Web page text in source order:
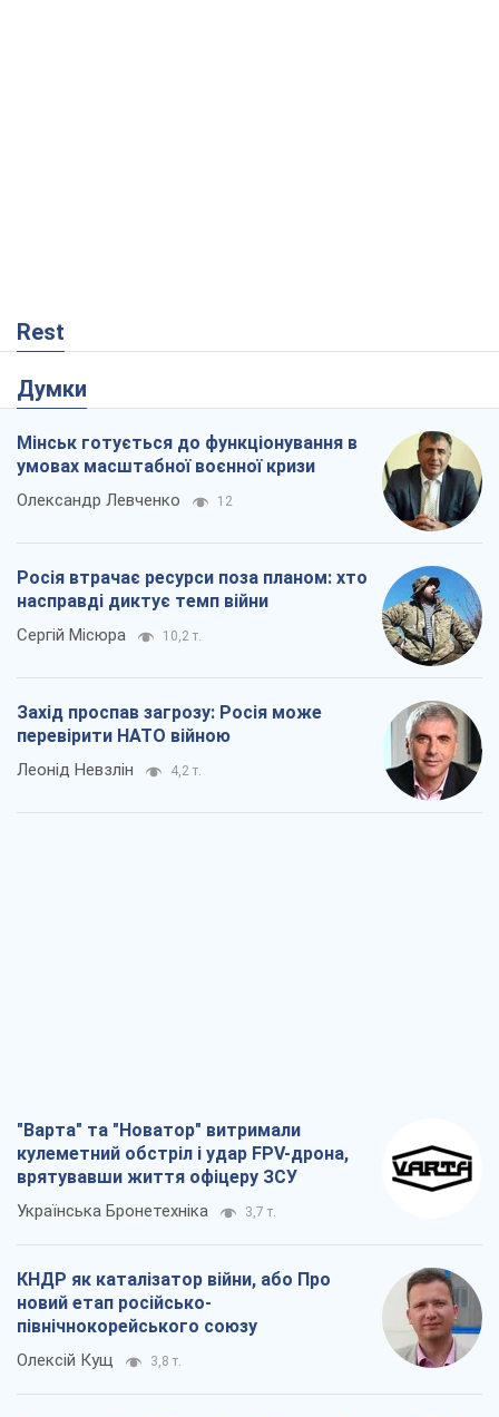
Rest
Думки
Мінськ готується до функціонування в
умовах масштабної воєнної кризи
Олександр Левченко 12
Росія втрачає ресурси поза планом: хто
насправді диктує темп війни
Сергій Місюра 10,2 т.
Захід проспав загрозу: Росія може
перевірити НАТО війною
Леонід Невзлін 4,2 т.
"Варта" та "Новатор" витримали
кулеметний обстріл і удар FPV-дрона,
врятувавши життя офіцеру ЗСУ
Українська Бронетехніка 3,7 т.
КНДР як каталізатор війни, або Про
новий етап російсько-
північнокорейського союзу
Олексій Кущ 3,8 т.